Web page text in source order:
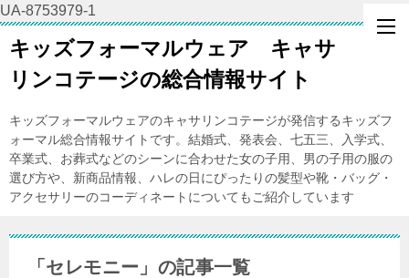
UA-8753979-1
キッズフォーマルウェア キャサ
リンコテージの総合情報サイト
キッズフォーマルウェアのキャサリンコテージが発信するキッズフ
ォーマル総合情報サイトです。結婚式、発表会、七五三、入学式、
卒業式、お葬式などのシーンに合わせた女の子用、男の子用の服の
選び方や、新商品情報、ハレの日にぴったりの髪型や靴・バッグ・
アクセサリーのコーディネートについてもご紹介しています
「セレモニー」の記事一覧